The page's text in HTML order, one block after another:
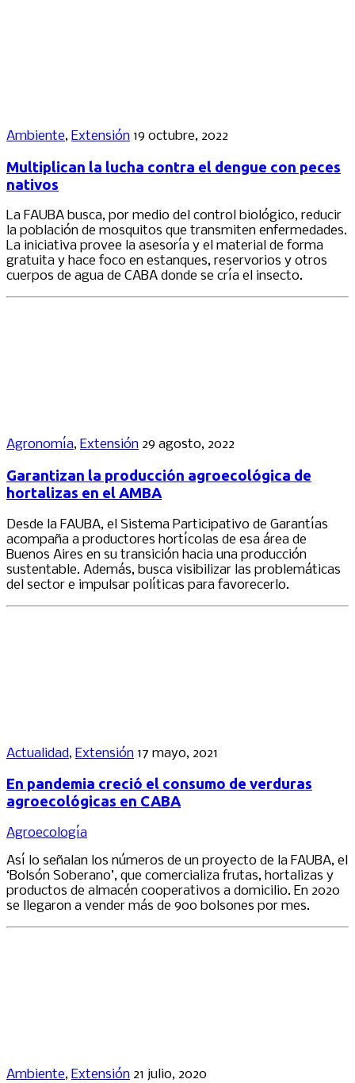
Ambiente, Extensión 19 octubre, 2022
Multiplican la lucha contra el dengue con peces
nativos
La FAUBA busca, por medio del control biológico, reducir
la población de mosquitos que transmiten enfermedades.
La iniciativa provee la asesoría y el material de forma
gratuita y hace foco en estanques, reservorios y otros
cuerpos de agua de CABA donde se cría el insecto.
Agronomía, Extensión 29 agosto, 2022
Garantizan la producción agroecológica de
hortalizas en el AMBA
Desde la FAUBA, el Sistema Participativo de Garantías
acompaña a productores hortícolas de esa área de
Buenos Aires en su transición hacia una producción
sustentable. Además, busca visibilizar las problemáticas
del sector e impulsar políticas para favorecerlo.
Actualidad, Extensión 17 mayo, 2021
En pandemia creció el consumo de verduras
agroecológicas en CABA
Agroecología
Así lo señalan los números de un proyecto de la FAUBA, el
‘Bolsón Soberano’, que comercializa frutas, hortalizas y
productos de almacén cooperativos a domicilio. En 2020
se llegaron a vender más de 900 bolsones por mes.
Ambiente, Extensión 21 julio, 2020